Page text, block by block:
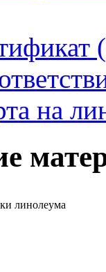
на
линолеума